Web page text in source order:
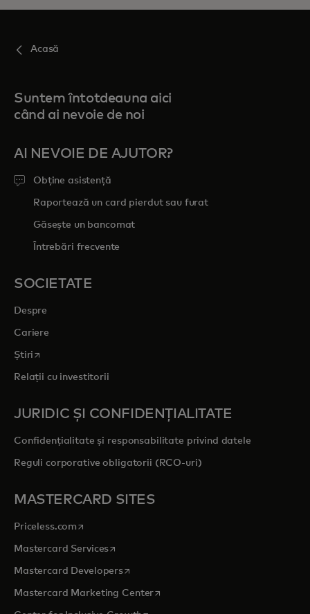
Acasă
Suntem întotdeauna aici
când ai nevoie de noi
AI NEVOIE DE AJUTOR?
Obține asistență
Raportează un card pierdut sau furat
Găsește un bancomat
Întrebări frecvente
SOCIETATE
Despre
Cariere
Știri opens in a new tab
Relații cu investitorii
JURIDIC ȘI CONFIDENȚIALITATE
Confidențialitate și responsabilitate privind datele
Reguli corporative obligatorii (RCO-uri)
MASTERCARD SITES
Priceless.com opens in a new tab
Mastercard Servicesopens in a new tab
Mastercard Developersopens in a new tab
Mastercard Marketing Centeropens in a new tab